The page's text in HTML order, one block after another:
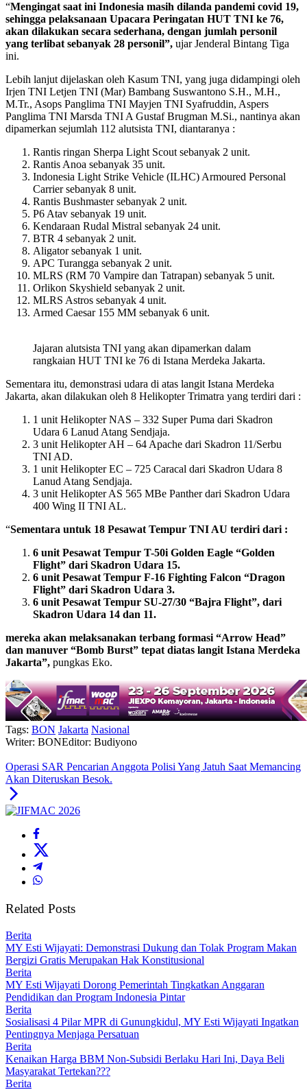
“Mengingat saat ini Indonesia masih dilanda pandemi covid 19,
sehingga pelaksanaan Upacara Peringatan HUT TNI ke 76,
akan dilakukan secara sederhana, dengan jumlah personil
yang terlibat sebanyak 28 personil”, ujar Jenderal Bintang Tiga
ini.
Lebih lanjut dijelaskan oleh Kasum TNI, yang juga didampingi oleh
Irjen TNI Letjen TNI (Mar) Bambang Suswantono S.H., M.H.,
M.Tr., Asops Panglima TNI Mayjen TNI Syafruddin, Aspers
Panglima TNI Marsda TNI A Gustaf Brugman M.Si., nantinya akan
dipamerkan sejumlah 112 alutsista TNI, diantaranya :
Rantis ringan Sherpa Light Scout sebanyak 2 unit.
Rantis Anoa sebanyak 35 unit.
Indonesia Light Strike Vehicle (ILHC) Armoured Personal
Carrier sebanyak 8 unit.
Rantis Bushmaster sebanyak 2 unit.
P6 Atav sebanyak 19 unit.
Kendaraan Rudal Mistral sebanyak 24 unit.
BTR 4 sebanyak 2 unit.
Aligator sebanyak 1 unit.
APC Turangga sebanyak 2 unit.
MLRS (RM 70 Vampire dan Tatrapan) sebanyak 5 unit.
Orlikon Skyshield sebanyak 2 unit.
MLRS Astros sebanyak 4 unit.
Armed Caesar 155 MM sebanyak 6 unit.
Jajaran alutsista TNI yang akan dipamerkan dalam
rangkaian HUT TNI ke 76 di Istana Merdeka Jakarta.
Sementara itu, demonstrasi udara di atas langit Istana Merdeka
Jakarta, akan dilakukan oleh 8 Helikopter Trimatra yang terdiri dari :
1 unit Helikopter NAS – 332 Super Puma dari Skadron
Udara 6 Lanud Atang Sendjaja.
3 unit Helikopter AH – 64 Apache dari Skadron 11/Serbu
TNI AD.
1 unit Helikopter EC – 725 Caracal dari Skadron Udara 8
Lanud Atang Sendjaja.
3 unit Helikopter AS 565 MBe Panther dari Skadron Udara
400 Wing II TNI AL.
“Sementara untuk 18 Pesawat Tempur TNI AU terdiri dari :
6 unit Pesawat Tempur T-50i Golden Eagle “Golden
Flight” dari Skadron Udara 15.
6 unit Pesawat Tempur F-16 Fighting Falcon “Dragon
Flight” dari Skadron Udara 3.
6 unit Pesawat Tempur SU-27/30 “Bajra Flight”, dari
Skadron Udara 14 dan 11.
mereka akan melaksanakan terbang formasi “Arrow Head”
dan manuver “Bomb Burst” tepat diatas langit Istana Merdeka
Jakarta”, pungkas Eko.
Tags: BON Jakarta Nasional
Writer: BONEditor: Budiyono
Operasi SAR Pencarian Anggota Polisi Yang Jatuh Saat Memancing
Akan Diteruskan Besok.
Related Posts
Berita
MY Esti Wijayati: Demonstrasi Dukung dan Tolak Program Makan
Bergizi Gratis Merupakan Hak Konstitusional
Berita
MY Esti Wijayati Dorong Pemerintah Tingkatkan Anggaran
Pendidikan dan Program Indonesia Pintar
Berita
Sosialisasi 4 Pilar MPR di Gunungkidul, MY Esti Wijayati Ingatkan
Pentingnya Menjaga Persatuan
Berita
Kenaikan Harga BBM Non-Subsidi Berlaku Hari Ini, Daya Beli
Masyarakat Tertekan???
Berita